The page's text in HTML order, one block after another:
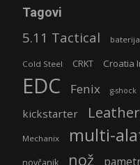
Tagovi
5.11 Tactical baterija
Cold Steel CRKT Croatia
EDC Fenix g-shock
kickstarter
Mechanix multi-
nož